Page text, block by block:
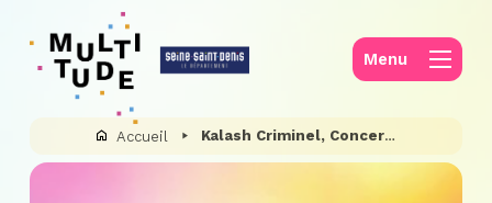
Menu
Accueil Kalash Criminel, Concert 100% RAP 93, Point Fort d’Aubervilliers
Panneau de gestion des cookies